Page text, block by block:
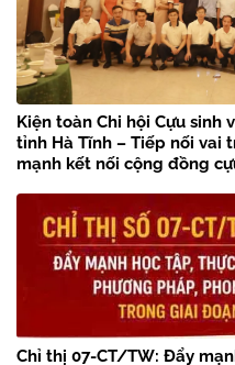
Kiện toàn Chi hội Cựu sinh
tỉnh Hà Tĩnh – Tiếp nối vai
mạnh kết nối cộng đồng
Chỉ thị 07-CT/TW: Đẩy